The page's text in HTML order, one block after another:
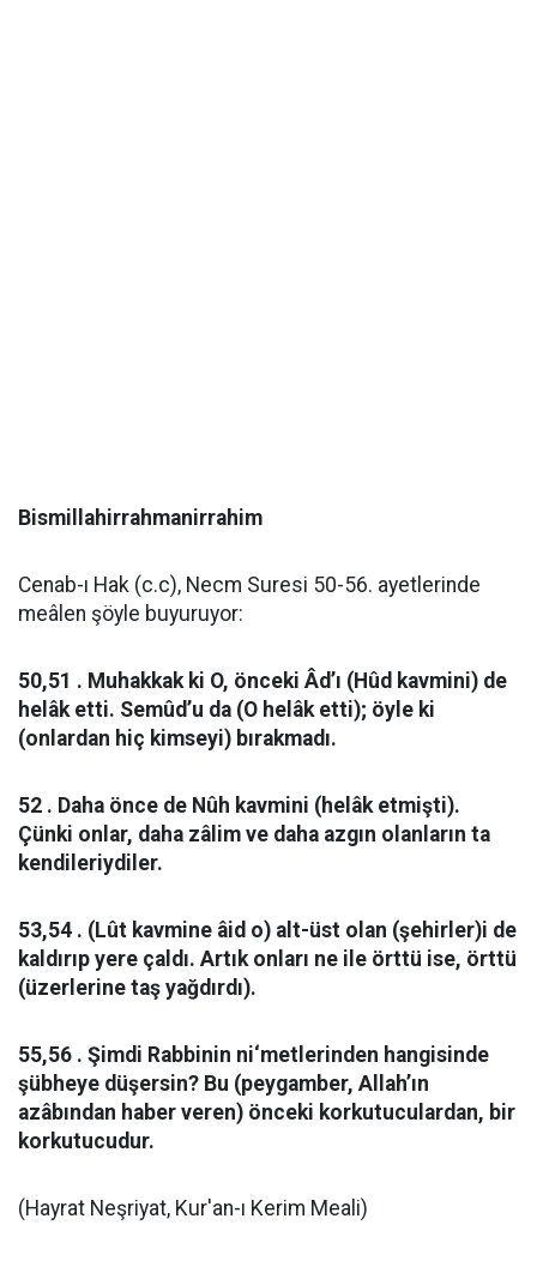
Bismillahirrahmanirrahim
Cenab-ı Hak (c.c), Necm Suresi 50-56. ayetlerinde
meâlen şöyle buyuruyor:
50,51 . Muhakkak ki O, önceki Âd’ı (Hûd kavmini) de
helâk etti. Semûd’u da (O helâk etti); öyle ki
(onlardan hiç kimseyi) bırakmadı.
52 . Daha önce de Nûh kavmini (helâk etmişti).
Çünki onlar, daha zâlim ve daha azgın olanların ta
kendileriydiler.
53,54 . (Lût kavmine âid o) alt-üst olan (şehirler)i de
kaldırıp yere çaldı. Artık onları ne ile örttü ise, örttü
(üzerlerine taş yağdırdı).
55,56 . Şimdi Rabbinin ni‘metlerinden hangisinde
şübheye düşersin? Bu (peygamber, Allah’ın
azâbından haber veren) önceki korkutuculardan, bir
korkutucudur.
(Hayrat Neşriyat, Kur'an-ı Kerim Meali)